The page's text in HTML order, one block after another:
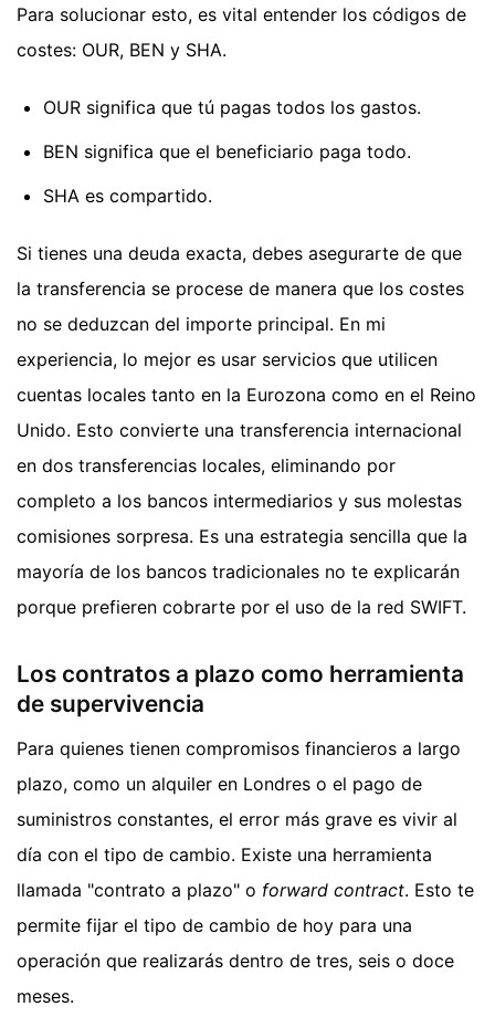
Para solucionar esto, es vital entender los códigos de
costes: OUR, BEN y SHA.
OUR significa que tú pagas todos los gastos.
BEN significa que el beneficiario paga todo.
SHA es compartido.
Si tienes una deuda exacta, debes asegurarte de que
la transferencia se procese de manera que los costes
no se deduzcan del importe principal. En mi
experiencia, lo mejor es usar servicios que utilicen
cuentas locales tanto en la Eurozona como en el Reino
Unido. Esto convierte una transferencia internacional
en dos transferencias locales, eliminando por
completo a los bancos intermediarios y sus molestas
comisiones sorpresa. Es una estrategia sencilla que la
mayoría de los bancos tradicionales no te explicarán
porque prefieren cobrarte por el uso de la red SWIFT.
Los contratos a plazo como herramienta
de supervivencia
Para quienes tienen compromisos financieros a largo
plazo, como un alquiler en Londres o el pago de
suministros constantes, el error más grave es vivir al
día con el tipo de cambio. Existe una herramienta
llamada "contrato a plazo" o forward contract. Esto te
permite fijar el tipo de cambio de hoy para una
operación que realizarás dentro de tres, seis o doce
meses.